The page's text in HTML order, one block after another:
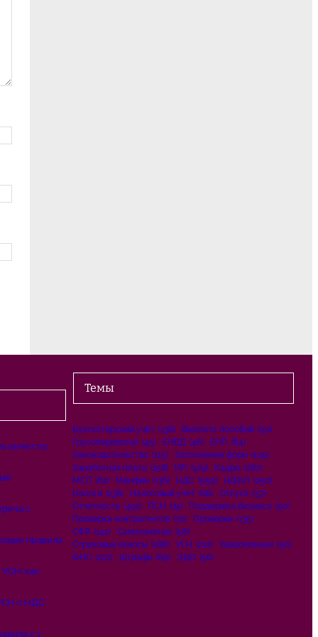
вычет по
с
правила
как
с НДС:
с 1
Темы
Бухгалтерский учёт (138) Выплата пособий (50)
Грузоперевозки (45) ЕНВД (46) ЕНП (84)
Законодательство (115) Заполнение форм (109)
Заработная плата (158) ИП (129) Кадры (287)
МСП (62) Минфин (136) НДС (559) НДФЛ (250)
Налоги (238) Налоговый учет (66) Отпуск (57)
Отчетность (491) ПСН (74) Поддержка бизнеса (50)
Проверка контрагентов (70) Проверки (135)
СФР (142) Самозанятые (58)
Страховые взносы (188) УСН (222) Уведомления (50)
ФНС (207) Штрафы (69) ЭДО (56)